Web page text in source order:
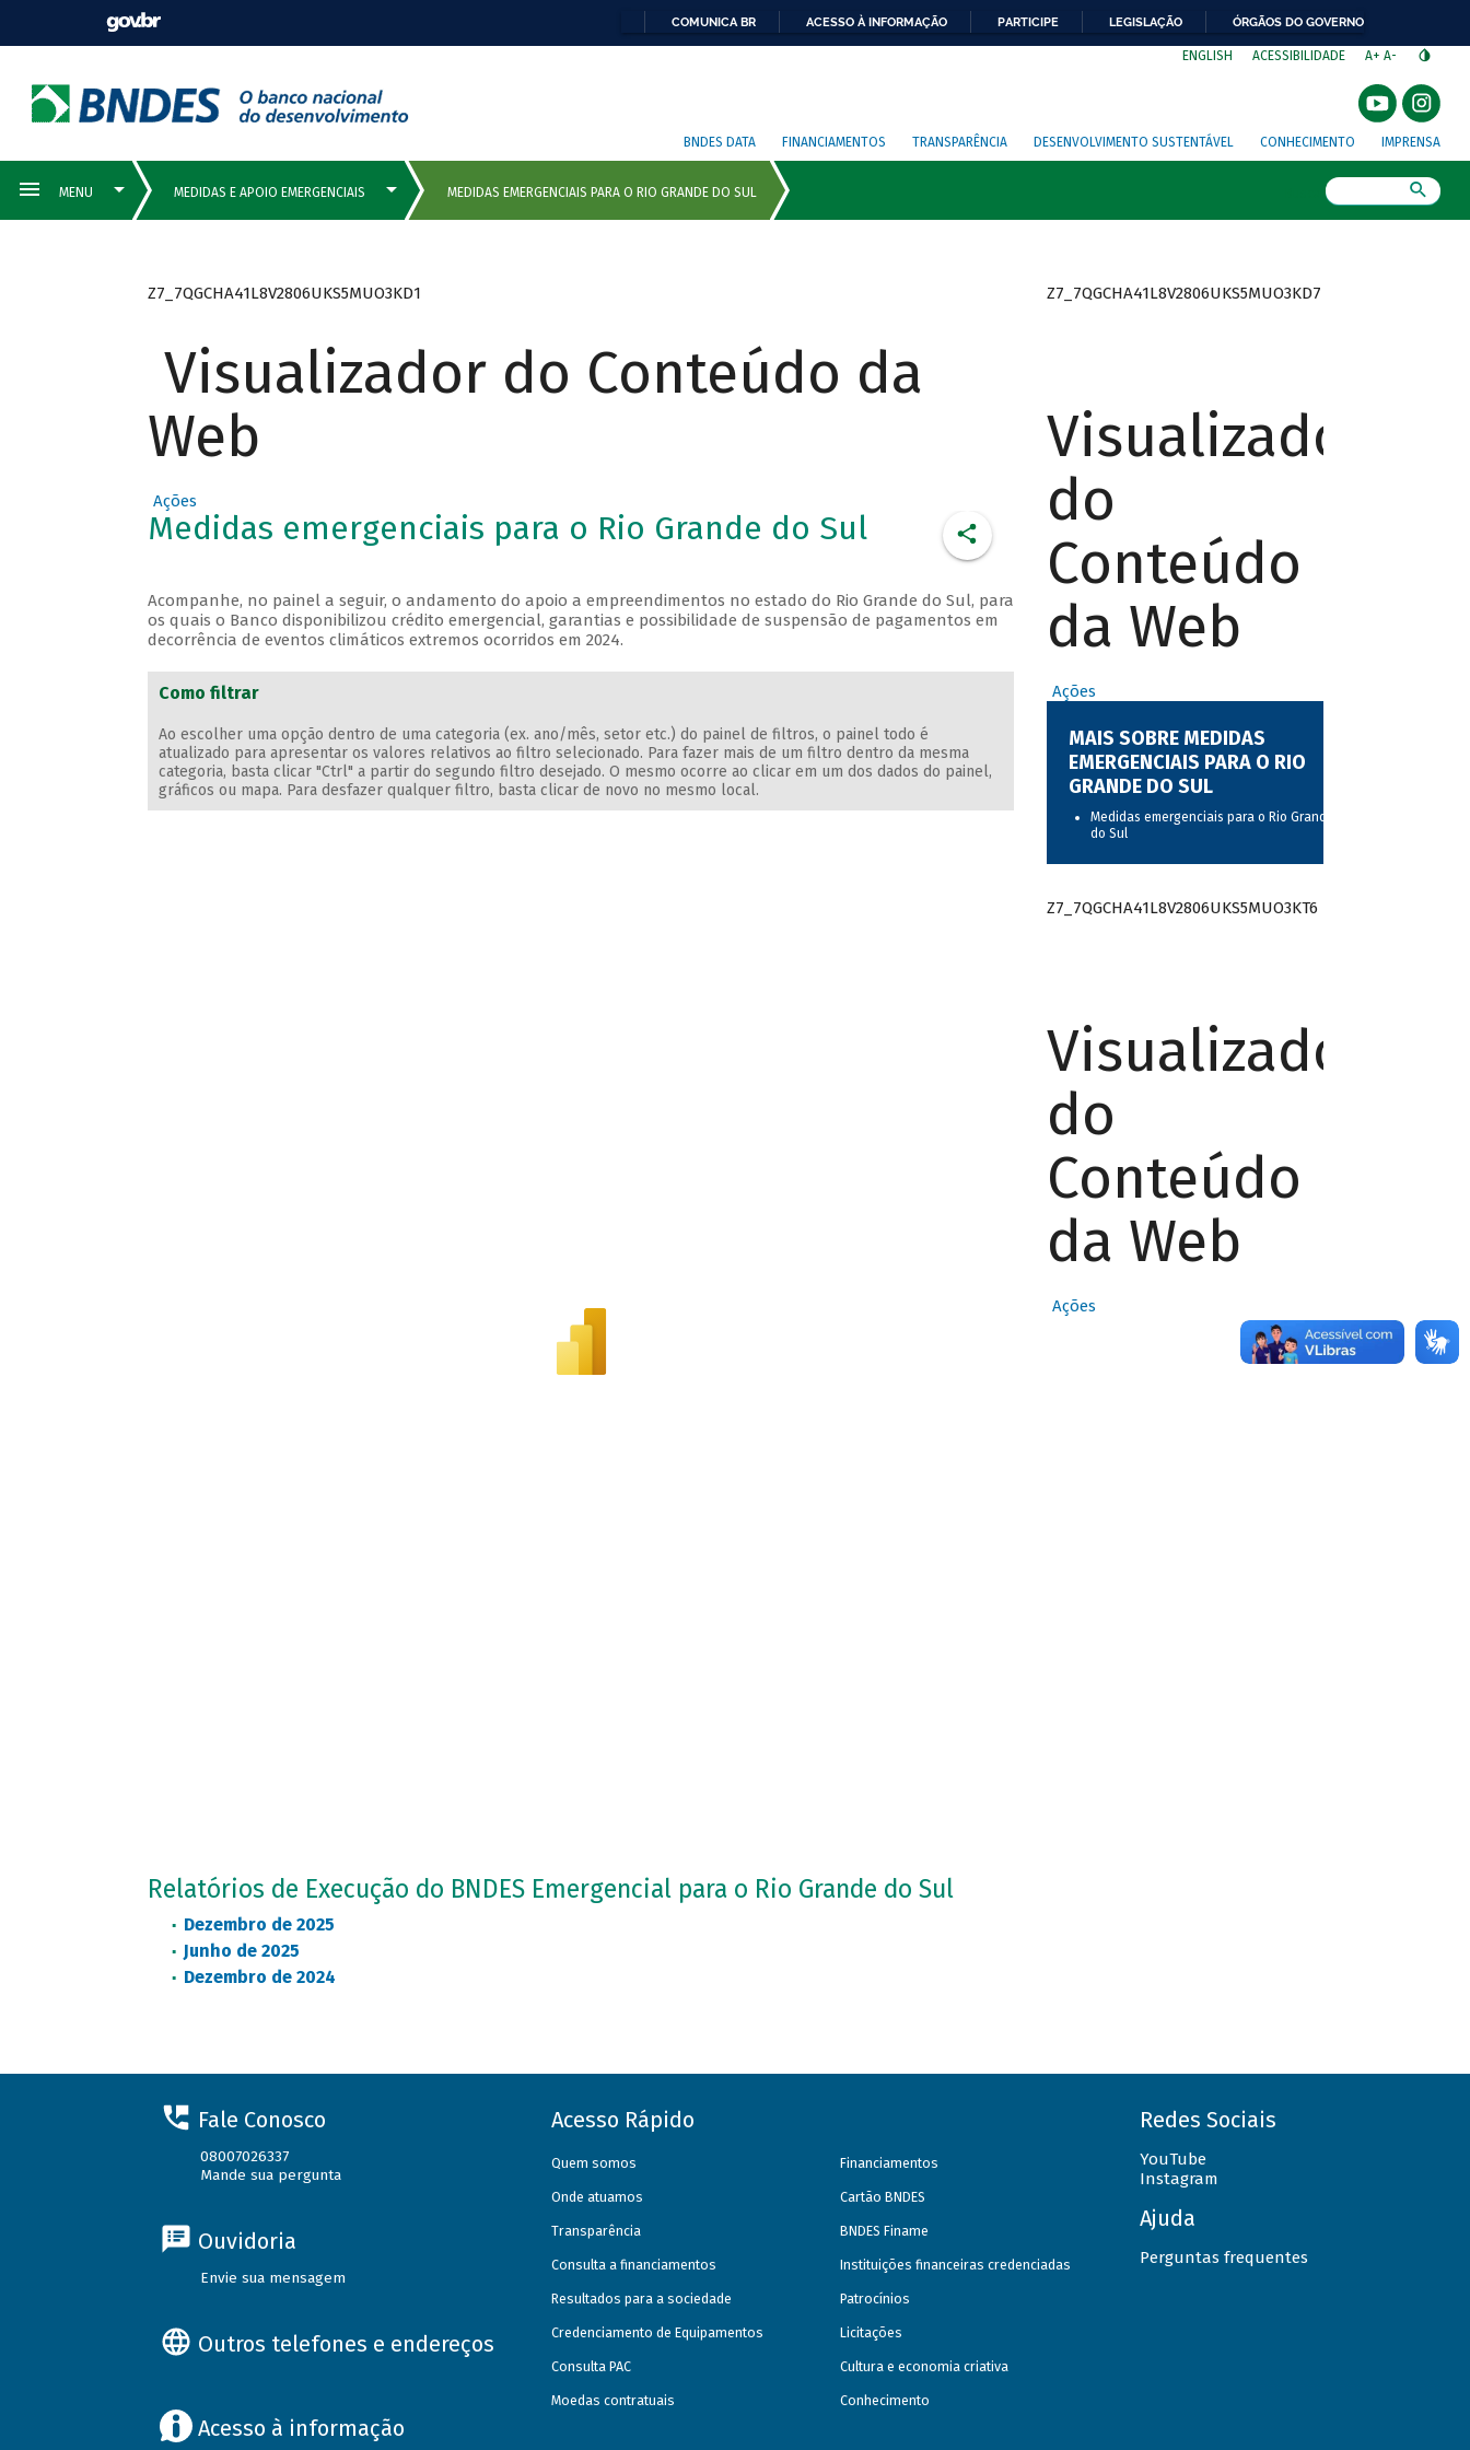
COMUNICA BR ACESSO À INFORMAÇÃO PARTICIPE LEGISLAÇÃO ÓRGÃOS DO GOVERNO
ENGLISH ACESSIBILIDADE A+ A-
BNDES DATA FINANCIAMENTOS TRANSPARÊNCIA DESENVOLVIMENTO SUSTENTÁVEL CONHECIMENTO IMPRENSA
Z7_7QGCHA41L8V2806UKS5MUO3KD1
Visualizador do Conteúdo da
Web
Ações
Medidas emergenciais para o Rio Grande do Sul
Acompanhe, no painel a seguir, o andamento do apoio a empreendimentos no estado do Rio Grande do Sul, para
os quais o Banco disponibilizou crédito emergencial, garantias e possibilidade de suspensão de pagamentos em
decorrência de eventos climáticos extremos ocorridos em 2024.
Como filtrar
Ao escolher uma opção dentro de uma categoria (ex. ano/mês, setor etc.) do painel de filtros, o painel todo é
atualizado para apresentar os valores relativos ao filtro selecionado. Para fazer mais de um filtro dentro da mesma
categoria, basta clicar "Ctrl" a partir do segundo filtro desejado. O mesmo ocorre ao clicar em um dos dados do painel,
gráficos ou mapa. Para desfazer qualquer filtro, basta clicar de novo no mesmo local.
Relatórios de Execução do BNDES Emergencial para o Rio Grande do Sul
Dezembro de 2025
Junho de 2025
Dezembro de 2024
Z7_7QGCHA41L8V2806UKS5MUO3KD7
Visualizador
do
Conteúdo
da Web
Ações
MAIS SOBRE MEDIDAS
EMERGENCIAIS PARA O RIO
GRANDE DO SUL
Medidas emergenciais para o Rio Grande
do Sul
Z7_7QGCHA41L8V2806UKS5MUO3KT6
Visualizador
do
Conteúdo
da Web
Ações
Fale Conosco
08007026337
Mande sua pergunta
Ouvidoria
Envie sua mensagem
Outros telefones e endereços
Acesso à informação
Acesso Rápido
Quem somos
Onde atuamos
Transparência
Consulta a financiamentos
Resultados para a sociedade
Credenciamento de Equipamentos
Consulta PAC
Moedas contratuais
Financiamentos
Cartão BNDES
BNDES Finame
Instituições financeiras credenciadas
Patrocínios
Licitações
Cultura e economia criativa
Conhecimento
Redes Sociais
YouTube
Instagram
Ajuda
Perguntas frequentes